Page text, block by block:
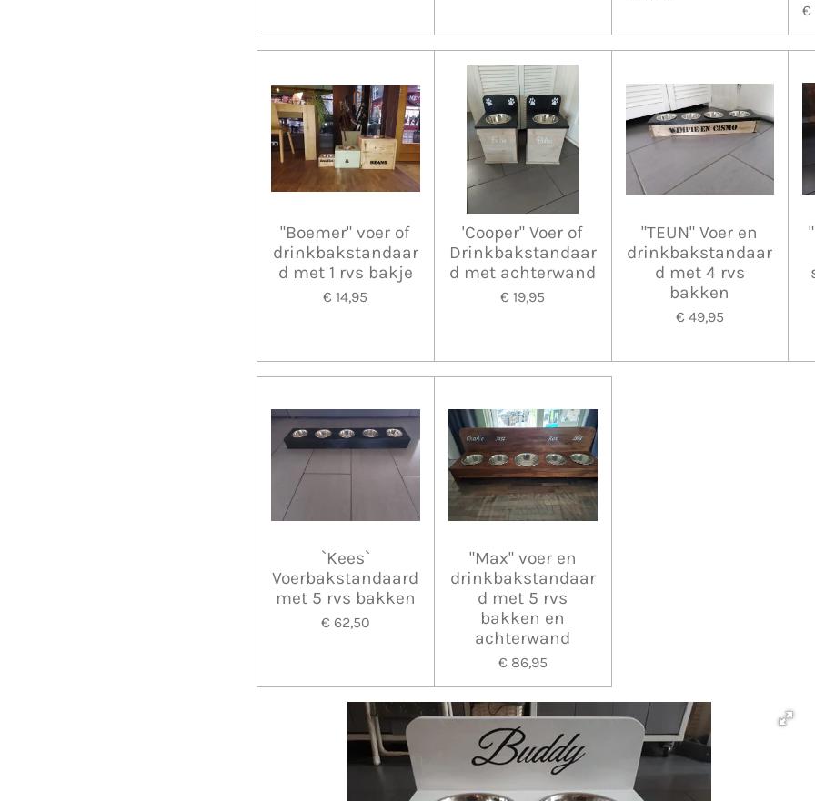
€
"Boemer" voer of
drinkbakstandaar
d met 1 rvs bakje
€ 14,95
'Cooper" Voer of
Drinkbakstandaar
d met achterwand
€ 19,95
"TEUN" Voer en
drinkbakstandaar
d met 4 rvs
bakken
€ 49,95
`Kees`
Voerbakstandaard
met 5 rvs bakken
€ 62,50
"Max" voer en
drinkbakstandaar
d met 5 rvs
bakken en
achterwand
€ 86,95